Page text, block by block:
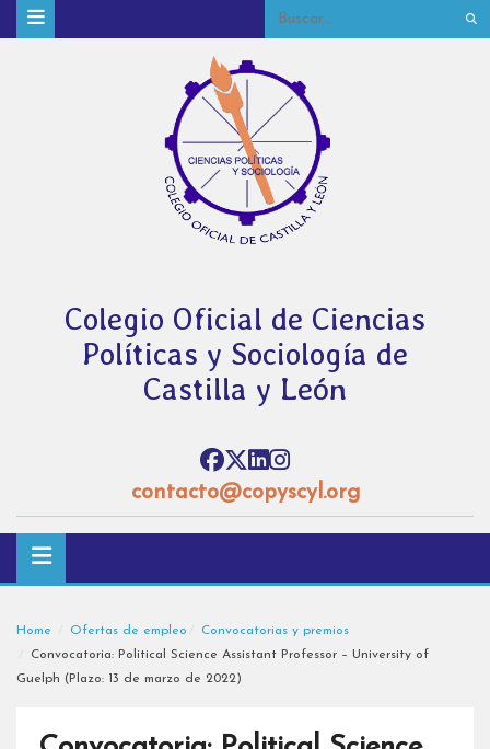
Colegio Oficial de Ciencias
Políticas y Sociología de
Castilla y León
contacto@copyscyl.org
Home Ofertas de empleo
Convocatorias y premios
Convocatoria: Political Science Assistant Professor – University of
Guelph (Plazo: 13 de marzo de 2022)